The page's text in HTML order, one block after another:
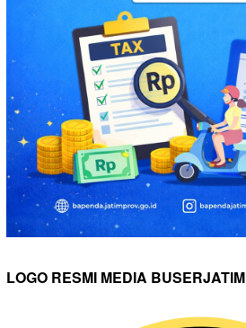
LOGO RESMI MEDIA BUSERJATIM